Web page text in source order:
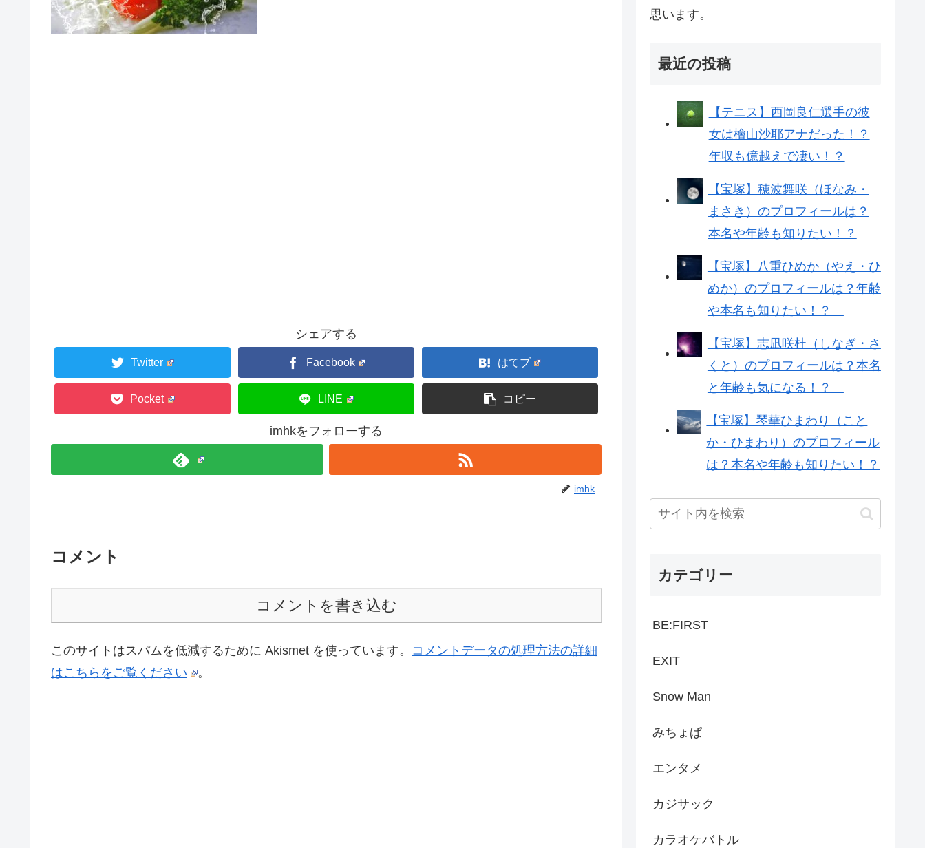
シェアする
Twitter Facebook はてブ
Pocket LINE コピー
imhkをフォローする
imhk
コメント
コメントを書き込む
このサイトはスパムを低減するために Akismet を使っています。 コメントデータの処理方法の詳細
はこちらをご覧ください
。
思います。
最近の投稿
【テニス】西岡良仁選手の彼
女は檜山沙耶アナだった！？
年収も億越えで凄い！？
【宝塚】穂波舞咲（ほなみ・
まさき）のプロフィールは？
本名や年齢も知りたい！？
【宝塚】八重ひめか（やえ・ひ
めか）のプロフィールは？年齢
や本名も知りたい！？
【宝塚】志凪咲杜（しなぎ・さ
くと）のプロフィールは？本名
と年齢も気になる！？
【宝塚】琴華ひまわり（こと
か・ひまわり）のプロフィール
は？本名や年齢も知りたい！？
カテゴリー
BE:FIRST
EXIT
Snow Man
みちょぱ
エンタメ
カジサック
カラオケバトル